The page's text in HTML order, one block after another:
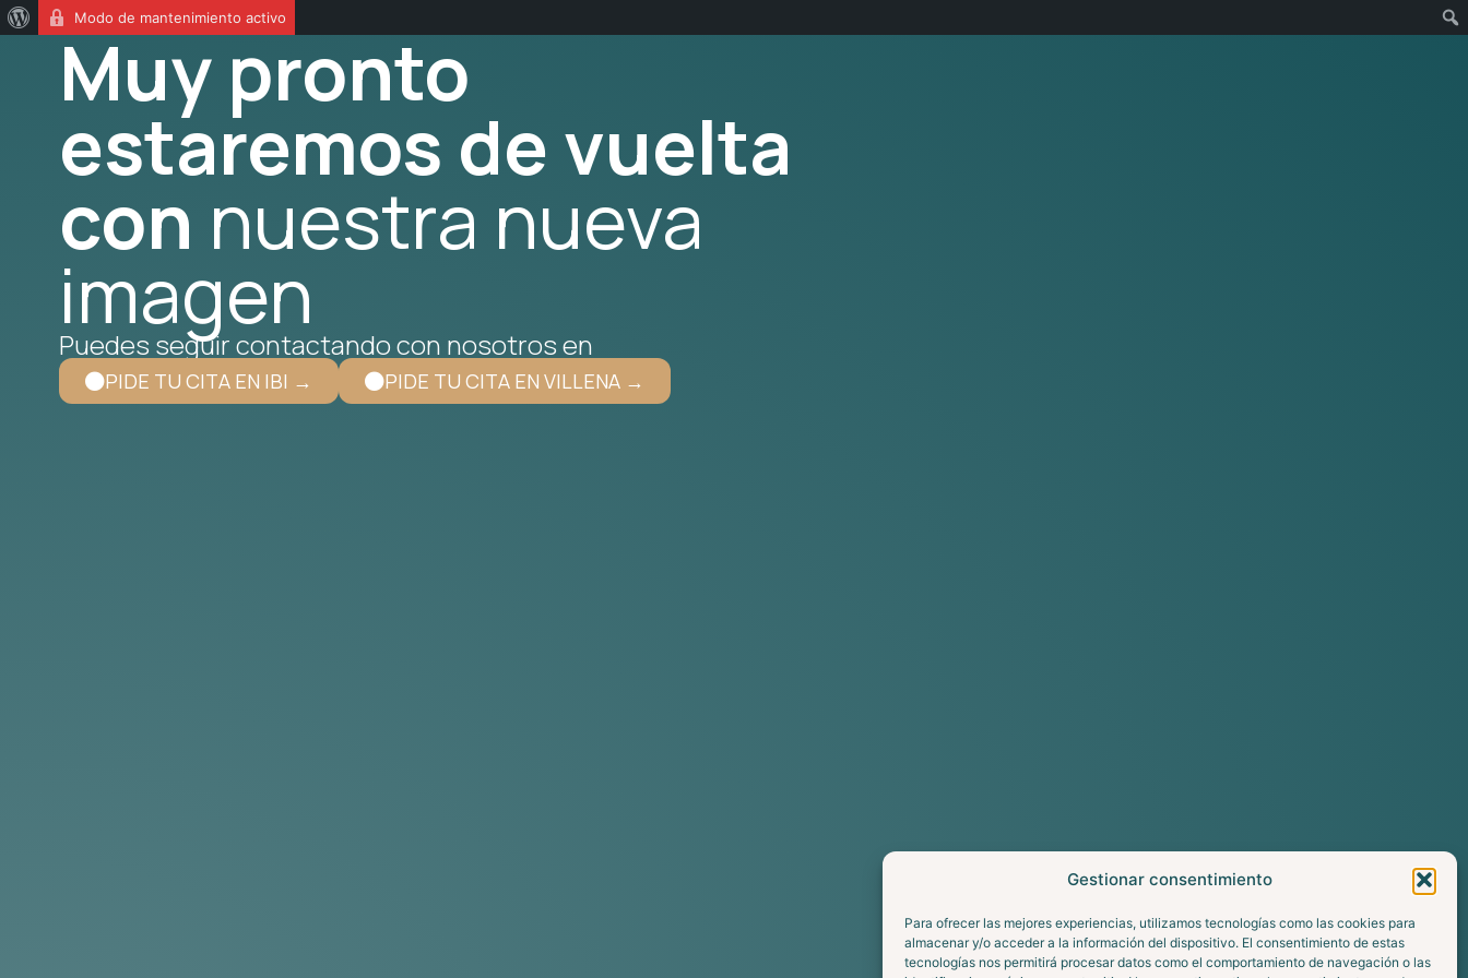
Gestionar consentimiento
Para ofrecer las mejores experiencias, utilizamos tecnologías como las cookies para
almacenar y/o acceder a la información del dispositivo. El consentimiento de estas
tecnologías nos permitirá procesar datos como el comportamiento de navegación o las
Modo de mantenimiento activo
Muy pronto
estaremos de vuelta
con nuestra nueva
imagen
Puedes seguir contactando con nosotros en
PIDE TU CITA EN IBI → PIDE TU CITA EN VILLENA →